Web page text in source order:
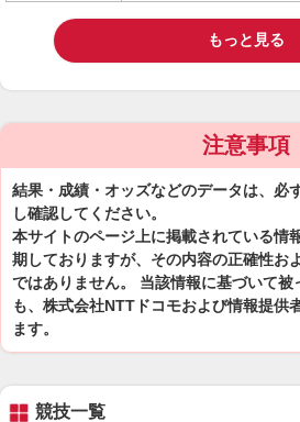
もっと見る
注意事項
結果・成績・オッズなどのデータは、必
し確認してください。
本サイトのページ上に掲載されている情
期しておりますが、その内容の正確性お
ではありません。 当該情報に基づいて被
も、株式会社NTTドコモおよび情報提供
ます。
競技一覧